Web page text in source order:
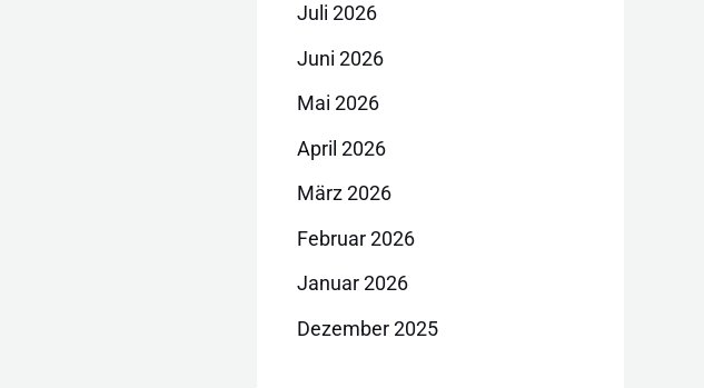
Juli 2026
Juni 2026
Mai 2026
April 2026
März 2026
Februar 2026
Januar 2026
Dezember 2025